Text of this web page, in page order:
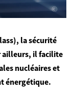
©
la sécurité
ailleurs, il facilite
nucléaires et
énergétique.